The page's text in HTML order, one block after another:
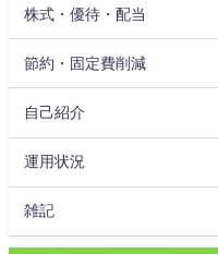
株式・優待・配当
節約・固定費削減
自己紹介
運用状況
雑記